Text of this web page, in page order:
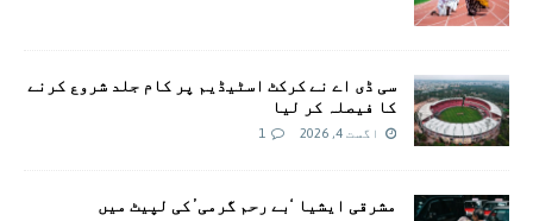
سی ڈی اے نے کرکٹ اسٹیڈیم پر کام جلد شروع کرنے
کا فیصلہ کر لیا
اگست 4, 2026 1
مشرقی ایشیا ‘بے رحم گرمی’ کی لپیٹ میں